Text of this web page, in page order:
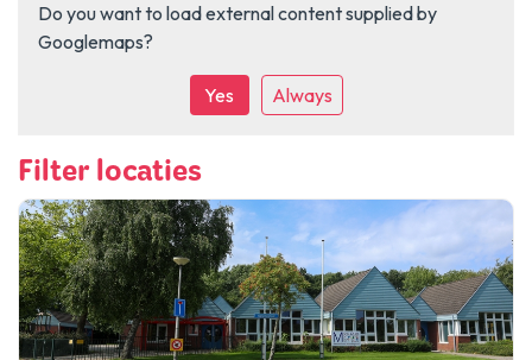
Onderwijs
Nieuws
Academie
Contact
Do you want to load external content supplied by
Googlemaps?
Yes Always
Filter locaties